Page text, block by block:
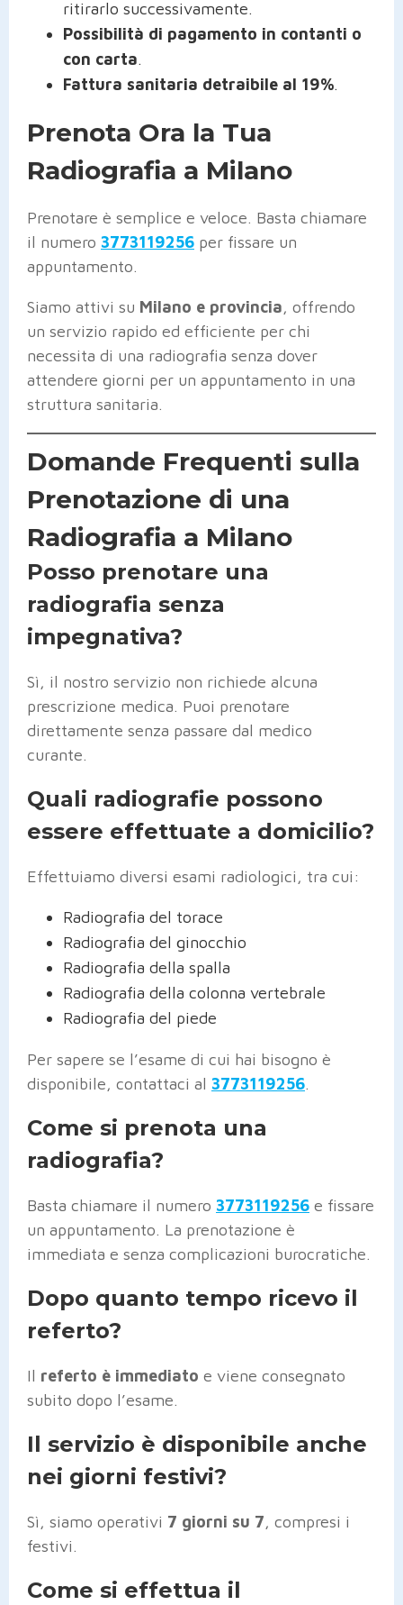
ritirarlo successivamente.
Possibilità di pagamento in contanti o
con carta.
Fattura sanitaria detraibile al 19%.
Prenota Ora la Tua
Radiografia a Milano
Prenotare è semplice e veloce. Basta chiamare
il numero 3773119256 per fissare un
appuntamento.
Siamo attivi su Milano e provincia, offrendo
un servizio rapido ed efficiente per chi
necessita di una radiografia senza dover
attendere giorni per un appuntamento in una
struttura sanitaria.
Domande Frequenti sulla
Prenotazione di una
Radiografia a Milano
Posso prenotare una
radiografia senza
impegnativa?
Sì, il nostro servizio non richiede alcuna
prescrizione medica. Puoi prenotare
direttamente senza passare dal medico
curante.
Quali radiografie possono
essere effettuate a domicilio?
Effettuiamo diversi esami radiologici, tra cui:
Radiografia del torace
Radiografia del ginocchio
Radiografia della spalla
Radiografia della colonna vertebrale
Radiografia del piede
Per sapere se l’esame di cui hai bisogno è
disponibile, contattaci al 3773119256.
Come si prenota una
radiografia?
Basta chiamare il numero 3773119256 e fissare
un appuntamento. La prenotazione è
immediata e senza complicazioni burocratiche.
Dopo quanto tempo ricevo il
referto?
Il referto è immediato e viene consegnato
subito dopo l’esame.
Il servizio è disponibile anche
nei giorni festivi?
Sì, siamo operativi 7 giorni su 7, compresi i
festivi.
Come si effettua il